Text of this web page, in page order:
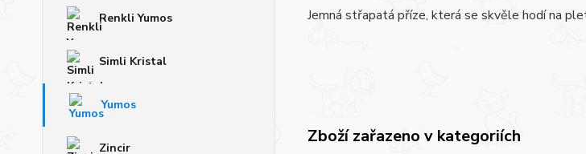
Renkli Yumos
Simli Kristal
Yumos
Zincir
Jemná střapatá příze, která se skvěle hodí na
Zboží zařazeno v kategoriích